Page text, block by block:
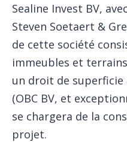
Sealine Invest BV,
Steven Soetaert &
de cette société
immeubles et
un droit de superficie
(OBC BV, et
se chargera de la
projet.